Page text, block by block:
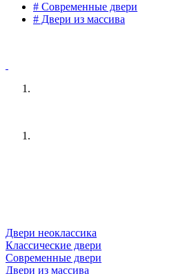
# Современные двери
# Двери из массива
Двери неоклассика
Классические двери
Современные двери
Двери из массива